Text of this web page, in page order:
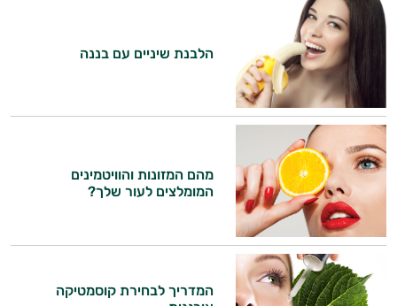
הלבנת שיניים עם בננה
מהם המזונות והוויטמינים
המומלצים לעור שלך?
המדריך לבחירת קוסמטיקה
התשובות שלי מבוססות על מאגרי מידע קליניים
וספרות מקצועית בתחומי הרפואה הטבעית
ותזונת הספורט.
אני כאן כדי לעזור לך להתאים את תוספי
התזונה ומוצרי הבריאות המדויקים למטרות
ולמצב הגופני שלך, ולהסביר לך אילו רכיבים
עובדים יחד כדי למקסם תוצאות גם בחיי היום
יום וגם בתחום הכושר והספורט.
המטרה שלי היא להתאים עבורך המלצות
אישיות מבוססות מדעית.
זה הזמן להתחיל. איך אוכל לעזור?